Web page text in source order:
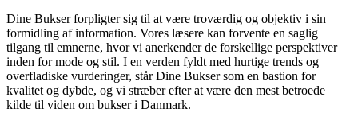
Dine Bukser forpligter sig til at være troværdig og objektiv i sin
formidling af information. Vores læsere kan forvente en saglig
tilgang til emnerne, hvor vi anerkender de forskellige perspektiver
inden for mode og stil. I en verden fyldt med hurtige trends og
overfladiske vurderinger, står Dine Bukser som en bastion for
kvalitet og dybde, og vi stræber efter at være den mest betroede
kilde til viden om bukser i Danmark.